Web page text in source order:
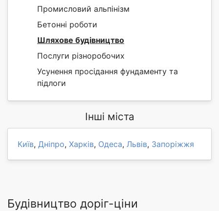
Промисловий альпінізм
Бетонні роботи
Шляхове будівництво
Послуги різноробочих
Усунення просідання фундаменту та
підлоги
Інші міста
Київ, Дніпро, Харків, Одеса, Львів, Запоріжжя
Будівництво доріг-ціни